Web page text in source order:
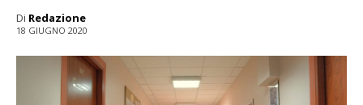
Di Redazione
18 GIUGNO 2020